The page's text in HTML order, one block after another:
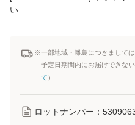
い
※一部地域・離島につきまして
予定日期間内にお届けできな
て ）
ロットナンバー：